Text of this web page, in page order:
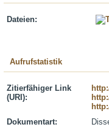
Dateien:
Aufrufstatistik
Zitierfähiger Link
(URI):
Dokumentart: